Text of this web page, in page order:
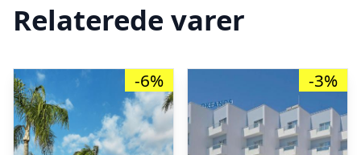
Relaterede varer
-6% -3%